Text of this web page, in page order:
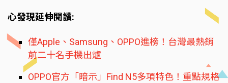
心發現延伸閱讀:
僅Apple、Samsung、OPPO進榜！台灣最熱銷
前二十名手機出爐
OPPO官方「暗示」Find N5多項特色！重點規格